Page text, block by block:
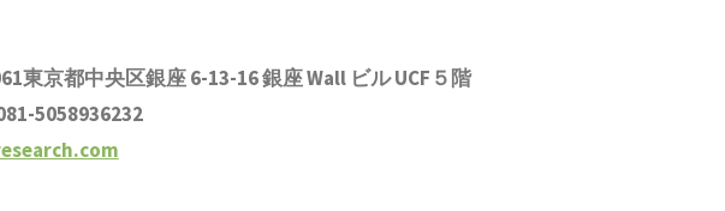
東京都中央区銀座 6-13-16 銀座 Wall ビル UCF５階
5058936232